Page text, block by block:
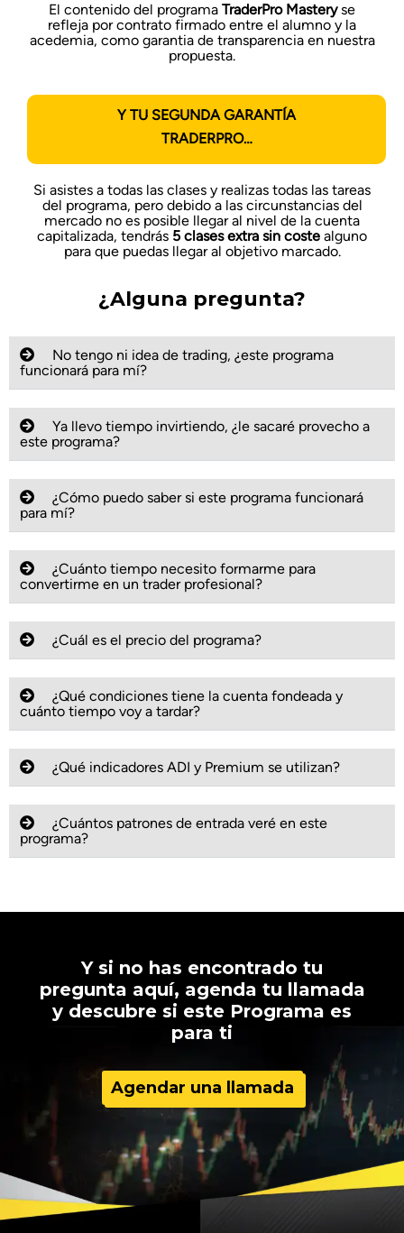
El contenido del programa TraderPro Masteryse
refleja por contrato firmado entre el alumno y la
acedemia, como garantia de transparencia en nuestra
propuesta.
Y TU SEGUNDA GARANTÍA
TRADERPRO…
Si asistes a todas las clases y realizas todas las tareas
del programa, pero debido a las circunstancias del
mercado no es posible llegar al nivel de la cuenta
capitalizada, tendrás 5 clases extra sin coste alguno
para que puedas llegar al objetivo marcado.
¿Alguna pregunta?
No tengo ni idea de trading, ¿este programa
funcionará para mí?
Ya llevo tiempo invirtiendo, ¿le sacaré provecho a
este programa?
¿Cómo puedo saber si este programa funcionará
para mí?
¿Cuánto tiempo necesito formarme para
convertirme en un trader profesional?
¿Cuál es el precio del programa?
¿Qué condiciones tiene la cuenta fondeada y
cuánto tiempo voy a tardar?
¿Qué indicadores ADI y Premium se utilizan?
¿Cuántos patrones de entrada veré en este
programa?
Y si no has encontrado tu
pregunta aquí, agenda tu llamada
y descubre si este Programa es
para ti
Agendar una llamada